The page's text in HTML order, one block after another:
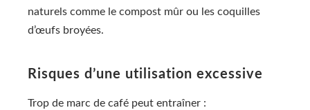
naturels comme le compost mûr ou les coquilles
d’œufs broyées.
Risques d’une utilisation excessive
Trop de marc de café peut entraîner :